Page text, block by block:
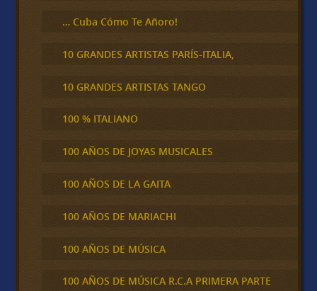
… Cuba Cómo Te Añoro!
10 GRANDES ARTISTAS PARÍS-ITALIA,
10 GRANDES ARTISTAS TANGO
100 % ITALIANO
100 AÑOS DE JOYAS MUSICALES
100 AÑOS DE LA GAITA
100 AÑOS DE MARIACHI
100 AÑOS DE MÚSICA
100 AÑOS DE MÚSICA R.C.A PRIMERA PARTE